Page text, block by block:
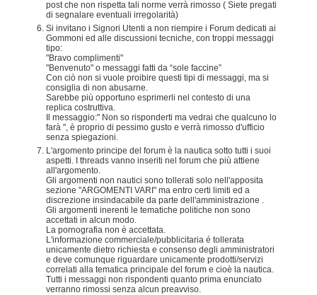
post che non rispetta tali norme verrà rimosso ( Siete pregati
di segnalare eventuali irregolarità)
Si invitano i Signori Utenti a non riempire i Forum dedicati ai
Gommoni ed alle discussioni tecniche, con troppi messaggi
tipo:
"Bravo complimenti"
"Benvenuto" o messaggi fatti da “sole faccine”
Con ciò non si vuole proibire questi tipi di messaggi, ma si
consiglia di non abusarne.
Sarebbe più opportuno esprimerli nel contesto di una
replica costruttiva.
Il messaggio:" Non so risponderti ma vedrai che qualcuno lo
farà ", è proprio di pessimo gusto e verrà rimosso d'ufficio
senza spiegazioni.
L'argomento principe del forum è la nautica sotto tutti i suoi
aspetti. I threads vanno inseriti nel forum che più attiene
all'argomento.
Gli argomenti non nautici sono tollerati solo nell'apposita
sezione "ARGOMENTI VARI" ma entro certi limiti ed a
discrezione insindacabile da parte dell'amministrazione .
Gli argomenti inerenti le tematiche politiche non sono
accettati in alcun modo.
La pornografia non è accettata.
L'informazione commerciale/pubblicitaria é tollerata
unicamente dietro richiesta e consenso degli amministratori
e deve comunque riguardare unicamente prodotti/servizi
correlati alla tematica principale del forum e cioè la nautica.
Tutti i messaggi non rispondenti quanto prima enunciato
verranno rimossi senza alcun preavviso.